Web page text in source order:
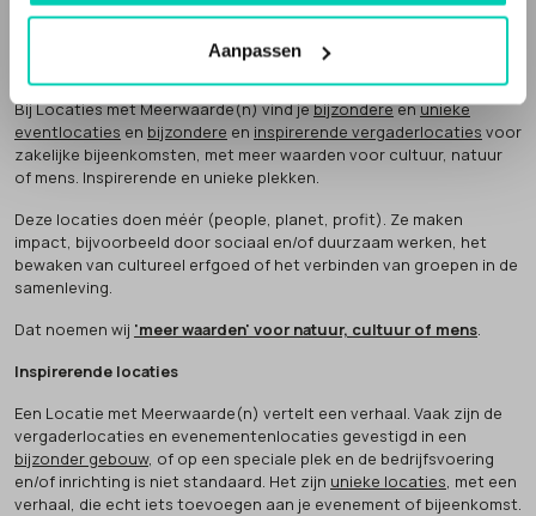
Aanpassen
Bij Locaties met Meerwaarde(n) vind jebijzondereenunieke
eventlocaties en bijzondere en inspirerende vergaderlocaties voor
zakelijke bijeenkomsten, met meer waarden voor cultuur, natuur
of mens. Inspirerende en unieke plekken.
Deze locaties doen méér (people, planet, profit). Ze maken
impact, bijvoorbeeld door sociaal en/of duurzaam werken, het
bewaken van cultureel erfgoed of het verbinden van groepen in de
samenleving.
Dat noemen wij 'meer waarden' voor natuur, cultuur of mens.
Inspirerende locaties
Een Locatie met Meerwaarde(n) vertelt een verhaal. Vaak zijn de
vergaderlocaties en evenementenlocaties gevestigd in een
bijzonder gebouw, of op een speciale plek en de bedrijfsvoering
en/of inrichting is niet standaard. Het zijn unieke locaties, met een
verhaal, die echt iets toevoegen aan je evenement of bijeenkomst.